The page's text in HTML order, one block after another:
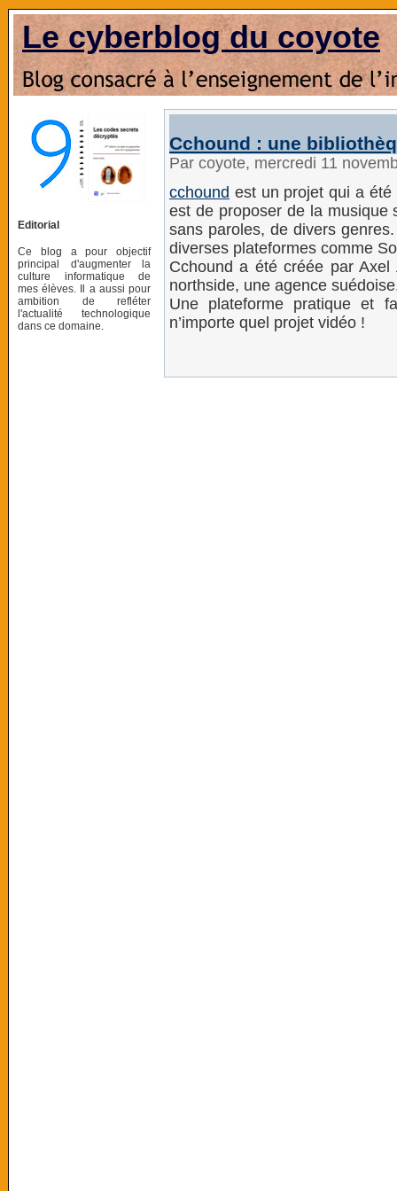
Le cyberblog du coyote
Editorial
Ce blog a pour objectif
principal d'augmenter la
culture informatique de
mes élèves. Il a aussi pour
ambition de refléter
l'actualité technologique
dans ce domaine.
Cchound : une
Par coyote, mercredi 11
cchound est un projet qui a été
est de proposer de la musique
sans paroles, de divers
diverses plateformes comme
Cchound a été créée par
northside, une agence
Une plateforme pratique et
n’importe quel projet vidéo !